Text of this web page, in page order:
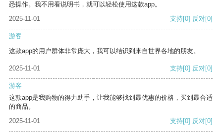
悉操作。我不用看说明书，就可以轻松使用这款app。
2025-11-01
支持[0] 反对[0]
游客
这款app的用户群体非常庞大，我可以结识到来自世界各地的朋友。
2025-11-01 支持[0] 反对[0]
游客
这款app是我购物的得力助手，让我能够找到最优惠的价格，买到最合适
的商品。
2025-11-01
支持[0] 反对[0]